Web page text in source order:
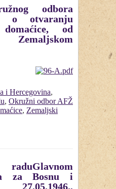
odbora
o otvaranju
od
Zemaljskom
i Hercegovina,
, Okružni odbor AFŽ
, Zemaljski
za Bosnu i
27.05.1946.,